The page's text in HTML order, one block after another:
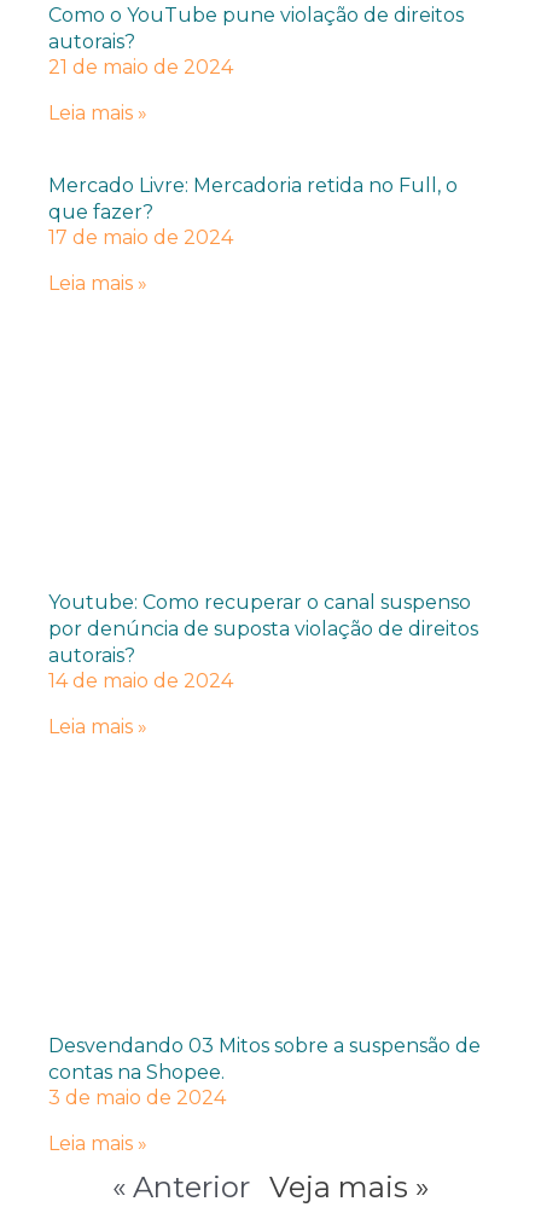
Como o YouTube pune violação de direitos
autorais?
21 de maio de 2024
Leia mais »
Mercado Livre: Mercadoria retida no Full, o
que fazer?
17 de maio de 2024
Leia mais »
Youtube: Como recuperar o canal suspenso
por denúncia de suposta violação de direitos
autorais?
14 de maio de 2024
Leia mais »
Desvendando 03 Mitos sobre a suspensão de
contas na Shopee.
3 de maio de 2024
Leia mais »
« Anterior Veja mais »